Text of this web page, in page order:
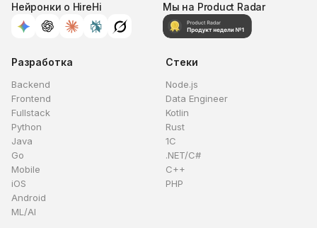
Нейронки о HireHi Мы на Product Radar
Разработка
Backend
Frontend
Fullstack
Python
Java
Go
Mobile
iOS
Android
ML/AI
Стеки
Node.js
Data Engineer
Kotlin
Rust
1C
.NET/C#
C++
PHP